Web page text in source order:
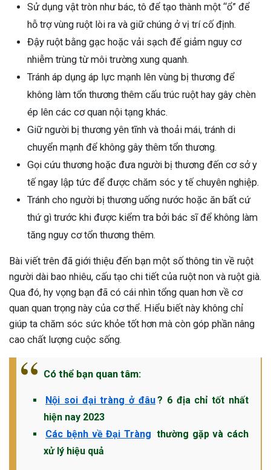
Sử dụng vật tròn như bác, tô để tạo thành một “ổ” để
hỗ trợ vùng ruột lòi ra và giữ chúng ở vị trí cố định.
Đậy ruột bằng gạc hoặc vải sạch để giảm nguy cơ
nhiễm trùng từ môi trường xung quanh.
Tránh áp dụng áp lực mạnh lên vùng bị thương để
không làm tổn thương thêm cấu trúc ruột hay gây chèn
ép lên các cơ quan nội tạng khác.
Giữ người bị thương yên tĩnh và thoải mái, tránh di
chuyển mạnh để không gây thêm tổn thương.
Gọi cứu thương hoặc đưa người bị thương đến cơ sở y
tế ngay lập tức để được chăm sóc y tế chuyên nghiệp.
Tránh cho người bị thương uống nước hoặc ăn bất cứ
thứ gì trước khi được kiểm tra bởi bác sĩ để không làm
tăng nguy cơ tổn thương thêm.
Bài viết trên đã giới thiệu đến bạn một số thông tin về ruột
người dài bao nhiêu, cấu tạo chi tiết của ruột non và ruột già.
Qua đó, hy vọng bạn đã có cái nhìn tổng quan hơn về cơ
quan quan trọng này của cơ thể. Hiểu biết này không chỉ
giúp ta chăm sóc sức khỏe tốt hơn mà còn góp phần nâng
cao chất lượng cuộc sống.
Có thể bạn quan tâm:
Nội soi đại tràng ở đâu? 6 địa chỉ tốt nhất
hiện nay 2023
Các bệnh về Đại Tràng thường gặp và cách
xử lý hiệu quả